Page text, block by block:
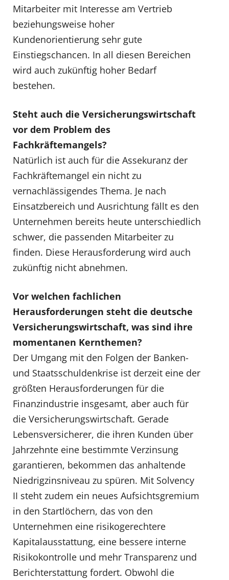
Mitarbeiter mit Interesse am Vertrieb
beziehungsweise hoher
Kundenorientierung sehr gute
Einstiegschancen. In all diesen Bereichen
wird auch zukünftig hoher Bedarf
bestehen.
Steht auch die Versicherungswirtschaft
vor dem Problem des
Fachkräftemangels?
Natürlich ist auch für die Assekuranz der
Fachkräftemangel ein nicht zu
vernachlässigendes Thema. Je nach
Einsatzbereich und Ausrichtung fällt es den
Unternehmen bereits heute unterschiedlich
schwer, die passenden Mitarbeiter zu
finden. Diese Herausforderung wird auch
zukünftig nicht abnehmen.
Vor welchen fachlichen
Herausforderungen steht die deutsche
Versicherungswirtschaft, was sind ihre
momentanen Kernthemen?
Der Umgang mit den Folgen der Banken-
und Staatsschuldenkrise ist derzeit eine der
größten Herausforderungen für die
Finanzindustrie insgesamt, aber auch für
die Versicherungswirtschaft. Gerade
Lebensversicherer, die ihren Kunden über
Jahrzehnte eine bestimmte Verzinsung
garantieren, bekommen das anhaltende
Niedrigzinsniveau zu spüren. Mit Solvency
II steht zudem ein neues Aufsichtsgremium
in den Startlöchern, das von den
Unternehmen eine risikogerechtere
Kapitalausstattung, eine bessere interne
Risikokontrolle und mehr Transparenz und
Berichterstattung fordert. Obwohl die